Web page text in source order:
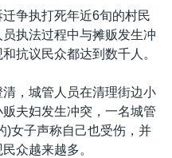
争执打死年近6旬的村民
执法过程中与摊贩发生冲
抗议民众都达到数千人。
，城管人员在清理街边小
夫妇发生冲突，一名城管
)女子声称自己也受伤，并
众越来越多。